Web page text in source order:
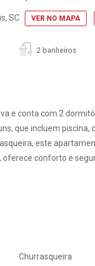
SC VER NO MAPA
2 banheiros
e conta com 2
que incluem
este
oferece conforto e
Churrasqueira